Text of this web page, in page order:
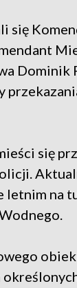
się
Dominik
się
na